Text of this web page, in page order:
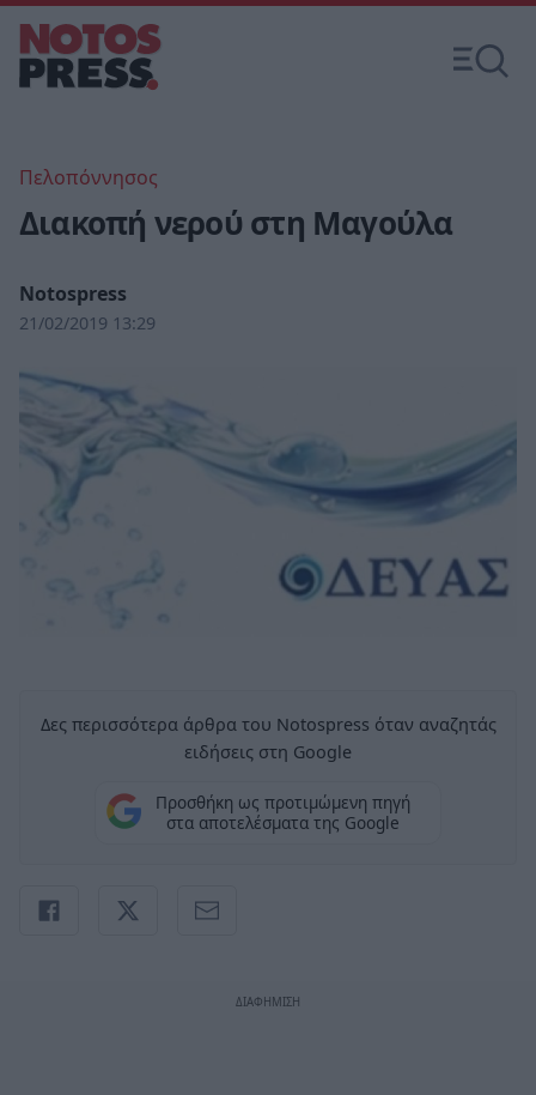
Πελοπόννησος
Διακοπή νερού στη Μαγούλα
Notospress
21/02/2019 13:29
Δες περισσότερα άρθρα του Notospress όταν αναζητάς
ειδήσεις στη Google
Προσθήκη ως προτιμώμενη πηγή
στα αποτελέσματα της Google